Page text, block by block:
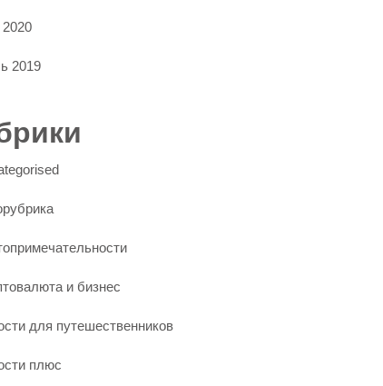
2019
и бизнес
для путешественников
плюс